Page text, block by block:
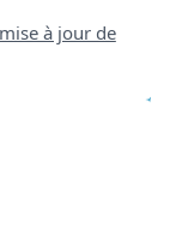
à jour de